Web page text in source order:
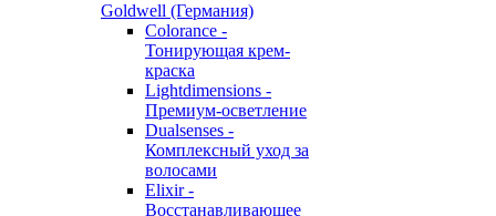
Goldwell (Германия)
Colorance -
Тонирующая крем-
краска
Lightdimensions -
Премиум-осветление
Dualsenses -
Комплексный уход за
волосами
Elixir -
Восстанавливающее